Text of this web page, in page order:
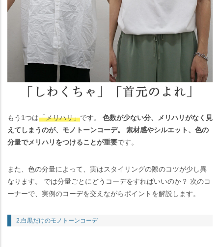
もう1つは「メリハリ」です。 色数が少ない分、メリハリがなく見
えてしまうのが、モノトーンコーデ。 素材感やシルエット、色の
分量でメリハリをつけることが重要です。
また、色の分量によって、実はスタイリングの際のコツが少し異
なります。 では分量ごとにどうコーデをすればいいのか？ 次のコ
ーナーで、実例のコーデを交えながらポイントを解説します。
2.白黒だけのモノトーンコーデ